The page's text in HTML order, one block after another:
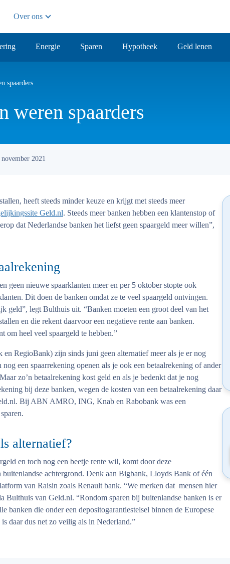
Over ons
Energie Sparen Hypotheek Geld lenen
spaarders
weren spaarders
2021
heeft steeds minder keuze en krijgt met steeds meer
Geld.nl. Steeds meer banken hebben een klantenstop of
dat Nederlandse banken het liefst geen spaargeld meer willen”,
geen nieuwe spaarklanten meer en per 5 oktober stopte ook
Dit doen de banken omdat ze te veel spaargeld ontvingen.
geld”, legt Bulthuis uit. “Banken moeten een groot deel van het
en die rekent daarvoor een negatieve rente aan banken.
om heel veel spaargeld te hebben.”
RegioBank) zijn sinds juni geen alternatief meer als je er nog
een spaarrekening openen als je ook een betaalrekening of ander
zo’n betaalrekening kost geld en als je bedenkt dat je nog
bij deze banken, wegen de kosten van een betaalrekening daar
Bij ABN AMRO, ING, Knab en Rabobank was een
alternatief?
en toch nog een beetje rente wil, komt door deze
achtergrond. Denk aan Bigbank, Lloyds Bank of één
van Raisin zoals Renault bank. “We merken dat mensen hier
Bulthuis van Geld.nl. “Rondom sparen bij buitenlandse banken is er
banken die onder een depositogarantiestelsel binnen de Europese
daar dus net zo veilig als in Nederland.”